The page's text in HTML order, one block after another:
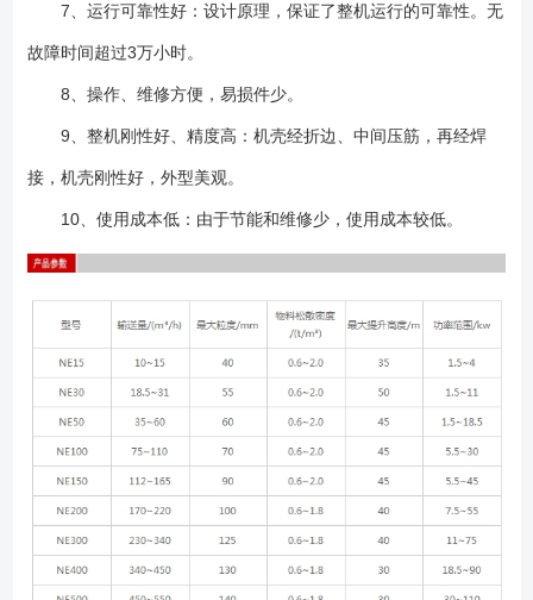
7、运行可靠性好：设计原理，保证了整机运行的可靠性。无
故障时间超过3万小时。
8、操作、维修方便，易损件少。
9、整机刚性好、精度高：机壳经折边、中间压筋，再经焊
接，机壳刚性好，外型美观。
10、使用成本低：由于节能和维修少，使用成本较低。